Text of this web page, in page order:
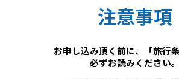
注意事項
お申し込み頂く前に、「旅行
必ずお読みください。